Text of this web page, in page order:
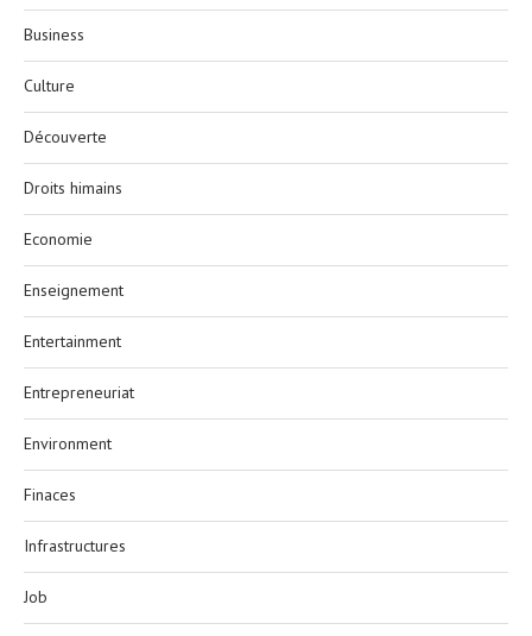
Business
Culture
Découverte
Droits himains
Economie
Enseignement
Entertainment
Entrepreneuriat
Environment
Finaces
Infrastructures
Job